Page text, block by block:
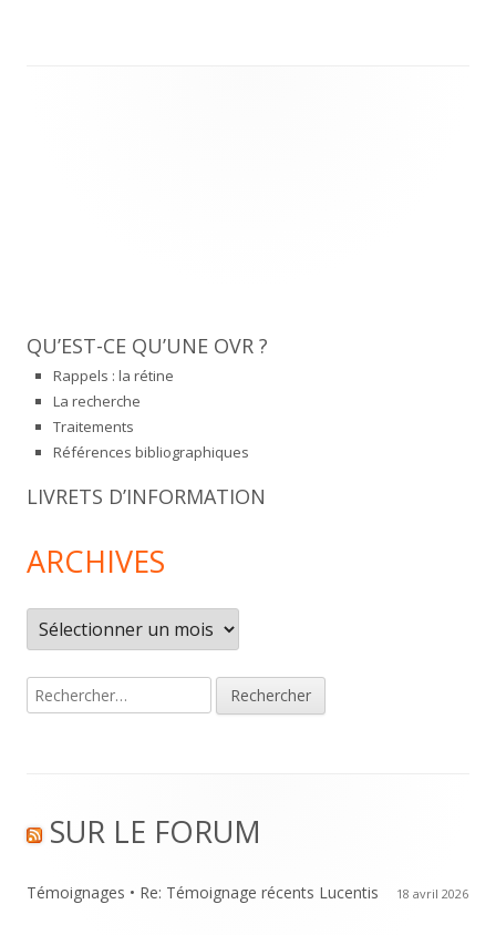
QU’EST-CE QU’UNE OVR ?
Rappels : la rétine
La recherche
Traitements
Références bibliographiques
LIVRETS D’INFORMATION
ARCHIVES
Archives
Rechercher :
Content
SUR LE FORUM
Témoignages • Re: Témoignage récents Lucentis 18 avril 2026